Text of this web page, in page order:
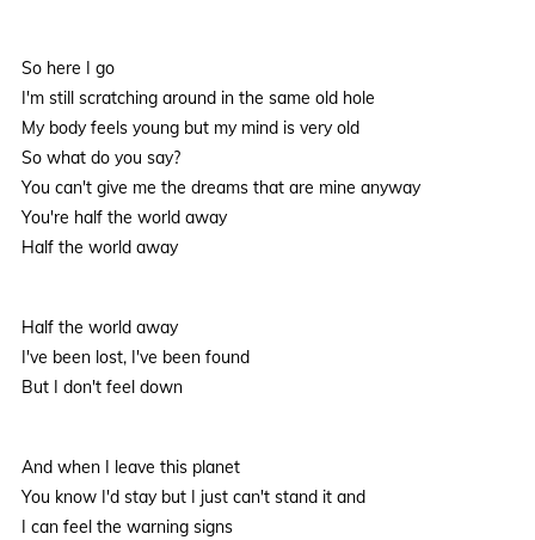
So here I go
I'm still scratching around in the same old hole
My body feels young but my mind is very old
So what do you say?
You can't give me the dreams that are mine anyway
You're half the world away
Half the world away
Half the world away
I've been lost, I've been found
But I don't feel down
And when I leave this planet
You know I'd stay but I just can't stand it and
I can feel the warning signs